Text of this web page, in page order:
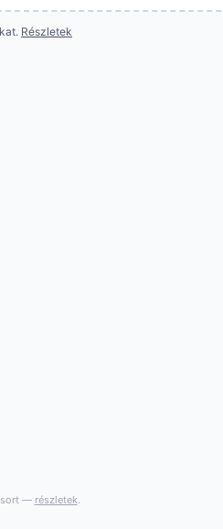
Részletek
— részletek